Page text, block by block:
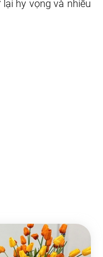
hy vọng và nhiều